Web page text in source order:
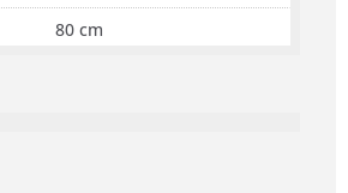
80 cm